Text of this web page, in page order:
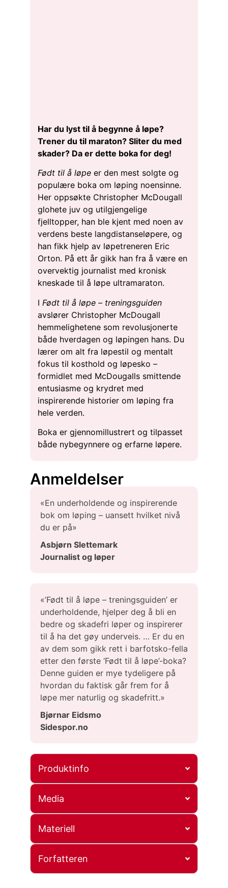
Har du lyst til å begynne å løpe?
Trener du til maraton? Sliter du med
skader? Da er dette boka for deg!
Født til å løpe er den mest solgte og
populære boka om løping noensinne.
Her oppsøkte Christopher McDougall
glohete juv og utilgjengelige
fjelltopper, han ble kjent med noen av
verdens beste langdistanseløpere, og
han fikk hjelp av løpetreneren Eric
Orton. På ett år gikk han fra å være en
overvektig journalist med kronisk
kneskade til å løpe ultramaraton.
I Født til å løpe – treningsguiden
avslører Christopher McDougall
hemmelighetene som revolusjonerte
både hverdagen og løpingen hans. Du
lærer om alt fra løpestil og mentalt
fokus til kosthold og løpesko –
formidlet med McDougalls smittende
entusiasme og krydret med
inspirerende historier om løping fra
hele verden.
Boka er gjennomillustrert og tilpasset
både nybegynnere og erfarne løpere.
Anmeldelser
«En underholdende og inspirerende
bok om løping – uansett hvilket nivå
du er på»
Asbjørn Slettemark
Journalist og løper
«’Født til å løpe – treningsguiden’ er
underholdende, hjelper deg å bli en
bedre og skadefri løper og inspirerer
til å ha det gøy underveis. … Er du en
av dem som gikk rett i barfotsko-fella
etter den første ‘Født til å løpe’-boka?
Denne guiden er mye tydeligere på
hvordan du faktisk går frem for å
løpe mer naturlig og skadefritt.»
Bjørnar Eidsmo
Sidespor.no
Produktinfo
Media
Materiell
Forfatteren